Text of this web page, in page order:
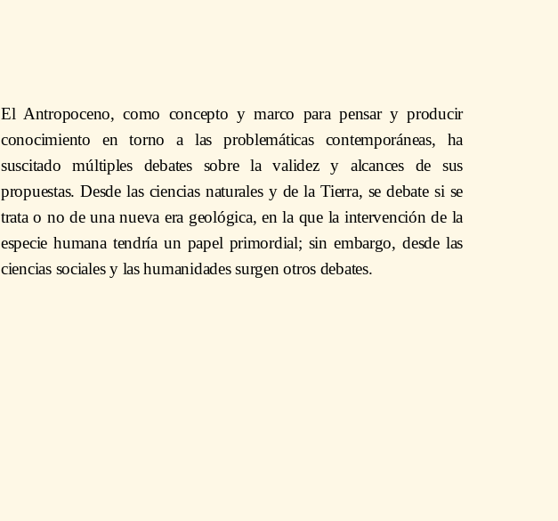
El Antropoceno, como concepto y marco para pensar y producir
conocimiento en torno a las problemáticas contemporáneas, ha
suscitado múltiples debates sobre la validez y alcances de sus
propuestas. Desde las ciencias naturales y de la Tierra, se debate si se
trata o no de una nueva era geológica, en la que la intervención de la
especie humana tendría un papel primordial; sin embargo, desde las
ciencias sociales y las humanidades surgen otros debates.